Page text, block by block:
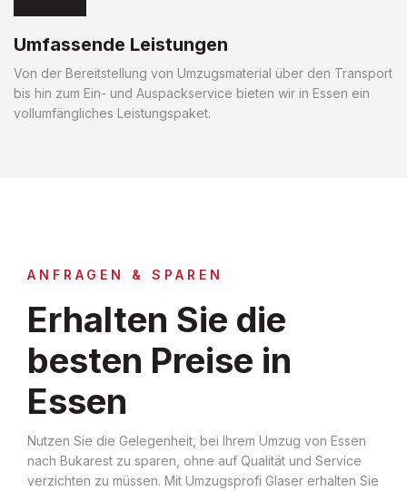
Umfassende Leistungen
Von der Bereitstellung von Umzugsmaterial über den Transport
bis hin zum Ein- und Auspackservice bieten wir in Essen ein
vollumfängliches Leistungspaket.
ANFRAGEN & SPAREN
Erhalten Sie die
besten Preise in
Essen
Nutzen Sie die Gelegenheit, bei Ihrem Umzug von Essen
nach Bukarest zu sparen, ohne auf Qualität und Service
verzichten zu müssen. Mit Umzugsprofi Glaser erhalten Sie